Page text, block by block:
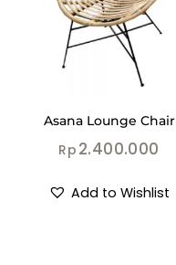
Asana Lounge Chair
Rp 2.400.000
Add to Wishlist